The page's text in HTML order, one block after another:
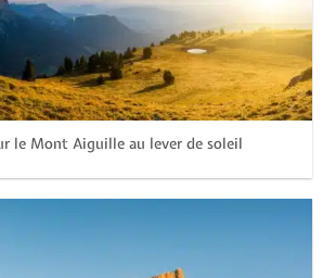
le Mont Aiguille au lever de soleil